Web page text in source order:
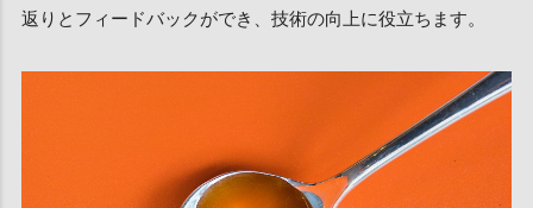
返りとフィードバックができ、技術の向上に役立ちます。